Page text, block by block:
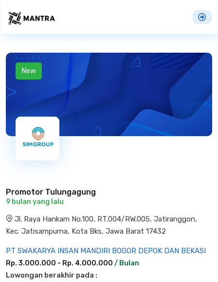
New
Promotor Tulungagung
9 bulan yang lalu
Jl. Raya Hankam No.100, RT.004/RW.005, Jatiranggon,
Kec. Jatisampurna, Kota Bks, Jawa Barat 17432
PT SWAKARYA INSAN MANDIRI BOGOR DEPOK DAN BEKASI
Rp. 3.000.000 - Rp. 4.000.000 / Bulan
Lowongan berakhir pada :